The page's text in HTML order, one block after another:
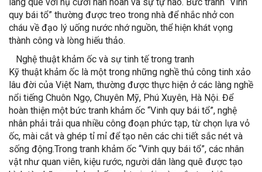
quy bái tổ” thường được treo trong nhà để nhắc nhở con
cháu về đạo lý uống nước nhớ nguồn, thể hiện khát vọng
thành công và lòng hiếu thảo.
Nghệ thuật khảm ốc và sự tinh tế trong tranh
Kỹ thuật khảm ốc là một trong những nghề thủ công tinh xảo
lâu đời của Việt Nam, thường được thực hiện ở các làng nghề
nổi tiếng Chuôn Ngọ, Chuyên Mỹ, Phú Xuyên, Hà Nội. Để
hoàn thiện một bức tranh khảm ốc “Vinh quy bái tổ”, nghệ
nhân phải trải qua nhiều công đoạn phức tạp, từ chọn lựa vỏ
ốc, mài cắt và ghép tỉ mỉ để tạo nên các chi tiết sắc nét và
sống động.Trong tranh khảm ốc “Vinh quy bái tổ”, các nhân
vật như quan viên, kiệu rước, người dân làng quê được tạo